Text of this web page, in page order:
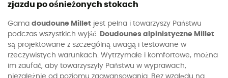
zjazdu po ośnieżonych stokach
Gama doudoune Millet jest pełna i towarzyszy Państwu
podczas wszystkich wyjść. Doudounes alpinistyczne Millet
są projektowane z szczególną uwagą i testowane w
rzeczywistych warunkach. Wytrzymałe i komfortowe, można
im zaufać, aby towarzyszyły Państwu w wyprawach,
niezależnie od poziomu zaawansowania. Bez względu na